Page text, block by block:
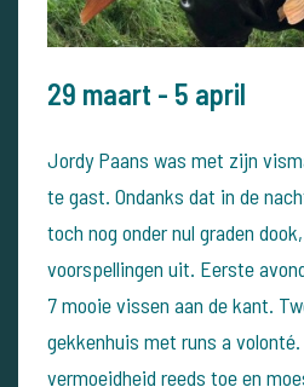
29 maart - 5 april
Jordy Paans was met zijn
te gast. Ondanks dat in de
toch nog onder nul graden
voorspellingen uit. Eerste
7 mooie vissen aan de kant.
gekkenhuis met runs a volonté.
vermoeidheid reeds toe en